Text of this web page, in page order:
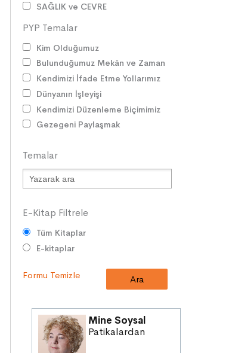
SAĞLIK ve ÇEVRE
OYUNLAR
ZAMAN ve MEKÂN
SOSYAL İLİŞKİLER
EDEBİ TÜRLER
İLETİŞİM
SORUMLULUKLAR
SÖZ VARLIĞI
ATATÜRK
LİDERLER
DOĞA ve EVREN
HAKLAR
DEMOKRASİ
BİLİM ve TEKNOLOJİ
KÜLTÜRLER
DİLİMİZİN ZENGİNLİĞİ
MİLLİ MÜCADELE
OKUMA KÜLTÜRÜ
GELENEKLER
PYP Temalar
Kim Olduğumuz
Bulunduğumuz Mekân ve Zaman
Kendimizi İfade Etme Yollarımız
Dünyanın İşleyişi
Kendimizi Düzenleme Biçimimiz
Gezegeni Paylaşmak
Temalar
E-Kitap Filtrele
Tüm Kitaplar
E-kitaplar
Formu Temizle
Mine Soysal
Patikalardan